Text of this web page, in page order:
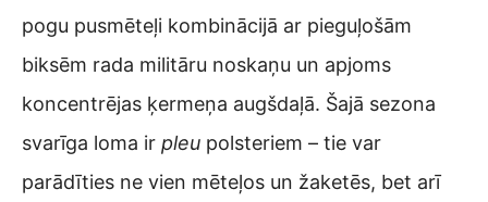
pogu pusmēteļi kombinācijā ar pieguļošām
biksēm rada militāru noskaņu un apjoms
koncentrējas ķermeņa augšdaļā. Šajā sezona
svarīga loma ir pleu polsteriem – tie var
parādīties ne vien mēteļos un žaketēs, bet arī